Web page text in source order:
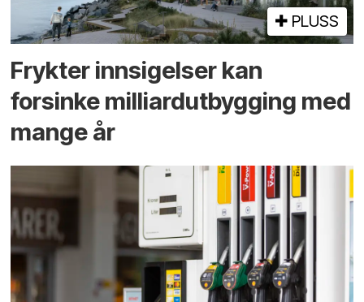
PLUSS
Frykter innsigelser kan
forsinke milliard­utbygging med
mange år